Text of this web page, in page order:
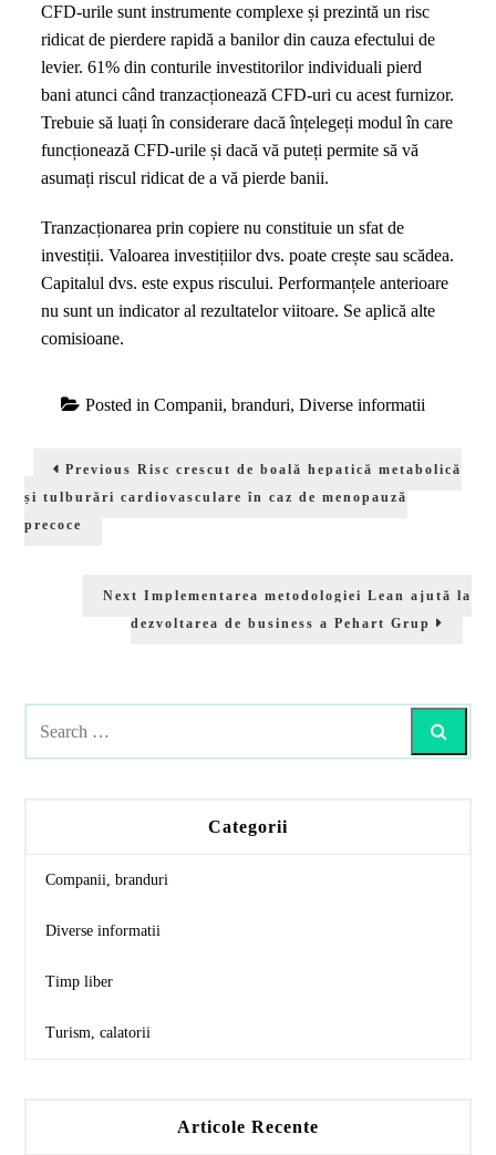
CFD-urile sunt instrumente complexe și prezintă un risc
ridicat de pierdere rapidă a banilor din cauza efectului de
levier. 61% din conturile investitorilor individuali pierd
bani atunci când tranzacționează CFD-uri cu acest furnizor.
Trebuie să luați în considerare dacă înțelegeți modul în care
funcționează CFD-urile și dacă vă puteți permite să vă
asumați riscul ridicat de a vă pierde banii.
Tranzacționarea prin copiere nu constituie un sfat de
investiții. Valoarea investițiilor dvs. poate crește sau scădea.
Capitalul dvs. este expus riscului. Performanțele anterioare
nu sunt un indicator al rezultatelor viitoare. Se aplică alte
comisioane.
Posted in Companii, branduri, Diverse informatii
în
articole
Previous Previous
Risc crescut de boală hepatică metabolică
și tulburări cardiovasculare în caz de menopauză
precoce
Next Next
Implementarea metodologiei Lean ajută la
dezvoltarea de business a Pehart Grup
Categorii
Companii, branduri
Diverse informatii
Timp liber
Turism, calatorii
Articole Recente